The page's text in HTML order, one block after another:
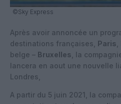
©Sky Express
Après avoir annoncée un
destinations françaises, Paris
belge – Bruxelles , la
lancera en aout une nouvelle
Londres,
A partir du 5 juin 2021, la